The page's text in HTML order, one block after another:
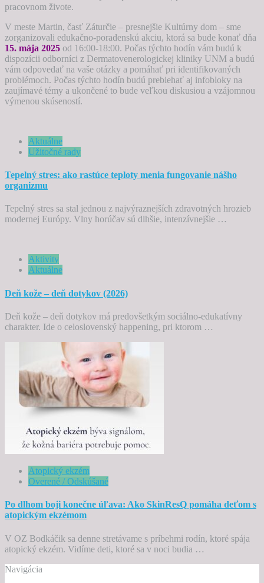
pracovnom živote.
V meste Martin, časť Záturčie – presnejšie Kultúrny dom – sme
zorganizovali edukačno-poradenskú akciu, ktorá sa bude konať dňa
15. mája 2025 od 16:00-18:00. Počas týchto hodín vám budú k
dispozícii odborníci z Dermatovenerologickej kliniky UNM a budú
vám odpovedať na vaše otázky a pomáhať pri identifikovaných
problémoch. Počas týchto hodín budú prebiehať aj infobloky na
zaujímavé témy a ukončené to bude veľkou diskusiou a vzájomnou
výmenou skúseností.
Aktuálne
Užitočné rady
Tepelný stres: ako rastúce teploty menia fungovanie nášho
organizmu
Tepelný stres sa stal jednou z najvýraznejších zdravotných hrozieb
modernej Európy. Vlny horúčav sú dlhšie, intenzívnejšie …
Aktivity
Aktuálne
Deň kože – deň dotykov (2026)
Deň kože – deň dotykov má predovšetkým sociálno-edukatívny
charakter. Ide o celoslovenský happening, pri ktorom …
Atopický ekzém
Overené / Odskúšané
Po dlhom boji konečne úľava: Ako SkinResQ pomáha deťom s
atopickým ekzémom
V OZ Bodkáčik sa denne stretávame s príbehmi rodín, ktoré spája
atopický ekzém. Vidíme deti, ktoré sa v noci budia …
Navigácia